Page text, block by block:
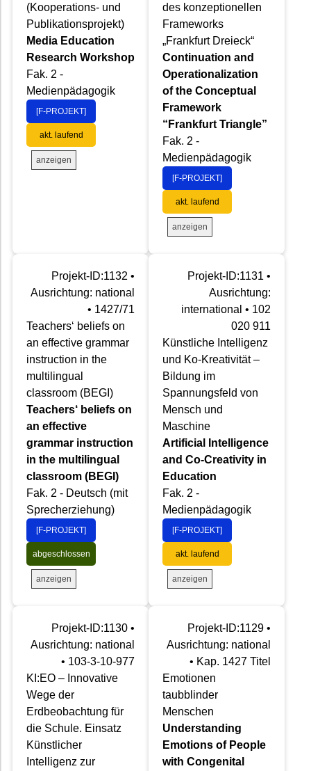
(Kooperations- und
Publikationsprojekt)
Media Education
Research Workshop
Fak. 2 -
Medienpädagogik
[F-PROJEKT]
akt. laufend
anzeigen
des konzeptionellen
Frameworks
„Frankfurt Dreieck“
Continuation and
Operationalization
of the Conceptual
Framework
“Frankfurt Triangle”
Fak. 2 -
Medienpädagogik
[F-PROJEKT]
akt. laufend
anzeigen
Projekt-ID:1132 •
Ausrichtung: national
• 1427/71
Teachers‘ beliefs on
an effective grammar
instruction in the
multilingual
classroom (BEGI)
Teachers‘ beliefs on
an effective
grammar instruction
in the multilingual
classroom (BEGI)
Fak. 2 - Deutsch (mit
Sprecherziehung)
[F-PROJEKT]
abgeschlossen
anzeigen
Projekt-ID:1131 •
Ausrichtung:
international • 102
020 911
Künstliche Intelligenz
und Ko-Kreativität –
Bildung im
Spannungsfeld von
Mensch und
Maschine
Artificial Intelligence
and Co-Creativity in
Education
Fak. 2 -
Medienpädagogik
[F-PROJEKT]
akt. laufend
anzeigen
Projekt-ID:1130 •
Ausrichtung: national
• 103-3-10-977
KI:EO – Innovative
Wege der
Erdbeobachtung für
die Schule. Einsatz
Künstlicher
Intelligenz zur
Projekt-ID:1129 •
Ausrichtung: national
• Kap. 1427 Titel
Emotionen
taubblinder
Menschen
Understanding
Emotions of People
with Congenital